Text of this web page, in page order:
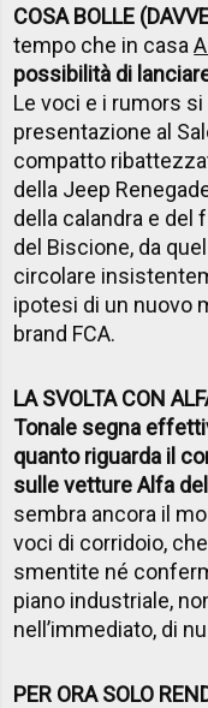
COSA BOLLE
tempo che in casa
possibilità di
Le voci e i rumors
presentazione al
compatto
della Jeep
della calandra e
del Biscione, da
circolare
ipotesi di un nuovo
brand FCA.
LA SVOLTA CON
Tonale segna
quanto riguarda il
sulle vetture Alfa
sembra ancora il
voci di corridoio,
smentite né
piano industriale,
nell’immediato, di
PER ORA SOLO